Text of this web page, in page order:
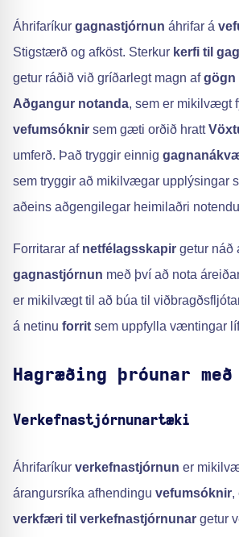
Áhrifaríkur gagnastjórnun áhrifar á
Stigstærð og afköst. Sterkur kerfi til
getur ráðið við gríðarlegt magn afgögn
Aðgangur notanda, sem er mikilvægt
vefumsóknir sem gæti orðið hratt
umferð. Það tryggir einnig
sem tryggir að mikilvægar upplýsingar
aðeins aðgengilegar heimilaðri
Forritarar af netfélagsskapir getur náð
gagnastjórnun með því að nota
er mikilvægt til að búa til
á netinu forrit sem uppfylla væntingar
Hagræðing þróunar
Verkefnastjórnunartæki
Áhrifaríkur verkefnastjórnun er
árangursríka afhendingu vefumsóknir,
verkfæri til verkefnastjórnunar getur